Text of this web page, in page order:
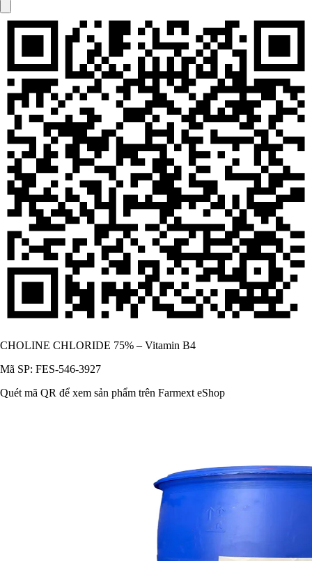
CHOLINE CHLORIDE 75% – Vitamin B4
Mã SP: FES-546-3927
Quét mã QR để xem sản phẩm trên Farmext eShop